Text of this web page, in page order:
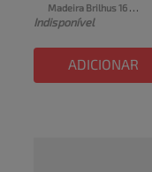
Madeira Brilhus 16
Unidades
Indisponível
ADICIONAR